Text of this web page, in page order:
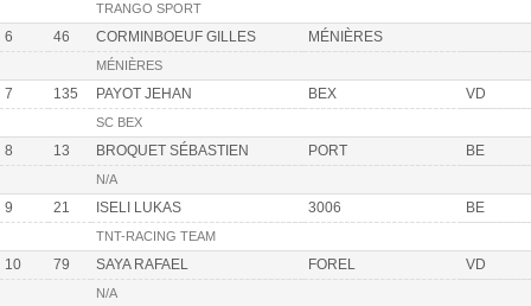
TRANGO SPORT
6 46 CORMINBOEUF GILLES MÉNIÈRES
MÉNIÈRES
7 135 PAYOT JEHAN BEX VD
SC BEX
8 13 BROQUET SÉBASTIEN PORT BE
N/A
9 21 ISELI LUKAS 3006 BE
TNT-RACING TEAM
10 79 SAYA RAFAEL FOREL VD
N/A